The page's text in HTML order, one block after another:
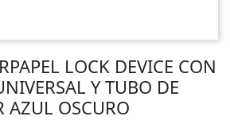
LOCK DEVICE CON
Y TUBO DE
AZUL OSCURO